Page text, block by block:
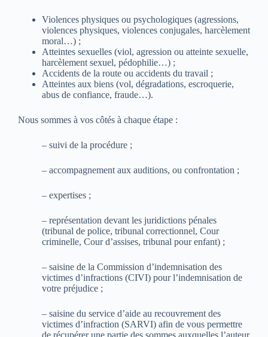
Violences physiques ou psychologiques (agressions,
violences physiques, violences conjugales, harcèlement
moral…) ;
Atteintes sexuelles (viol, agression ou atteinte sexuelle,
harcèlement sexuel, pédophilie…) ;
Accidents de la route ou accidents du travail ;
Atteintes aux biens (vol, dégradations, escroquerie,
abus de confiance, fraude…).
Nous sommes à vos côtés à chaque étape :
– suivi de la procédure ;
– accompagnement aux auditions, ou confrontation ;
– expertises ;
– représentation devant les juridictions pénales
(tribunal de police, tribunal correctionnel, Cour
criminelle, Cour d’assises, tribunal pour enfant) ;
– saisine de la Commission d’indemnisation des
victimes d’infractions (CIVI) pour l’indemnisation de
votre préjudice ;
– saisine du service d’aide au recouvrement des
victimes d’infraction (SARVI) afin de vous permettre
de récupérer une partie des sommes auxquelles l’auteur